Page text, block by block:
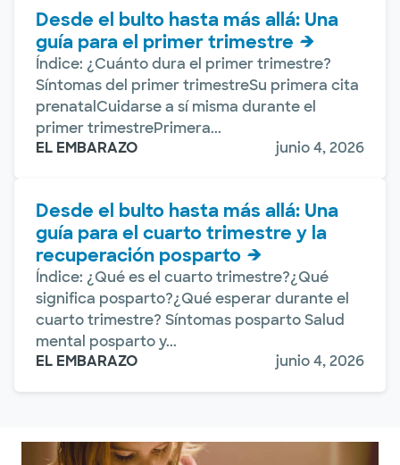
Desde el bulto hasta más allá: Una
guía para el primer trimestre
Índice: ¿Cuánto dura el primer trimestre?
Síntomas del primer trimestreSu primera cita
prenatalCuidarse a sí misma durante el
primer trimestrePrimera...
EL EMBARAZO
junio 4, 2026
Desde el bulto hasta más allá: Una
guía para el cuarto trimestre y la
recuperación posparto
Índice: ¿Qué es el cuarto trimestre?¿Qué
significa posparto?¿Qué esperar durante el
cuarto trimestre? Síntomas posparto Salud
mental posparto y...
EL EMBARAZO
junio 4, 2026